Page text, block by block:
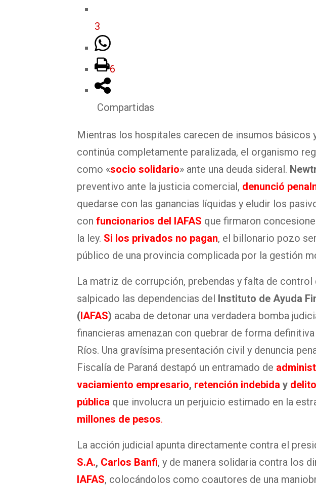
3
6
Compartidas
Mientras los hospitales carecen de insumos básicos
continúa completamente paralizada, el organismo
como «socio solidario» ante una deuda sideral.
preventivo ante la justicia comercial, denunció
quedarse con las ganancias líquidas y eludir los
con funcionarios del IAFAS que firmaron
la ley. Si los privados no pagan, el billonario pozo
público de una provincia complicada por la gestión
La matriz de corrupción, prebendas y falta de
salpicado las dependencias del Instituto de Ayuda
(IAFAS) acaba de detonar una verdadera bomba
financieras amenazan con quebrar de forma
Ríos. Una gravísima presentación civil y denuncia
Fiscalía de Paraná destapó un entramado de
vaciamiento empresario, retención indebida y
pública que involucra un perjuicio estimado en la
millones de pesos.
La acción judicial apunta directamente contra el
S.A., Carlos Banfi, y de manera solidaria contra los
IAFAS, colocándolos como coautores de una